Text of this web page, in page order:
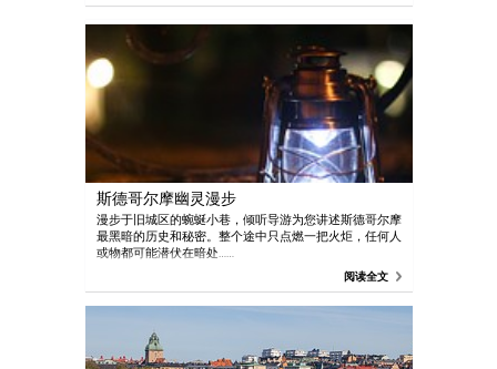
斯德哥尔摩幽灵漫步
漫步于旧城区的蜿蜒小巷，倾听导游为您讲述斯德哥尔摩
最黑暗的历史和秘密。整个途中只点燃一把火炬，任何人
或物都可能潜伏在暗处……
阅读全文